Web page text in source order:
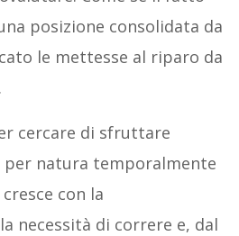
posizione consolidata da
le mettesse al riparo da
cercare di sfruttare
natura temporalmente
con la
necessità di correre e, dal